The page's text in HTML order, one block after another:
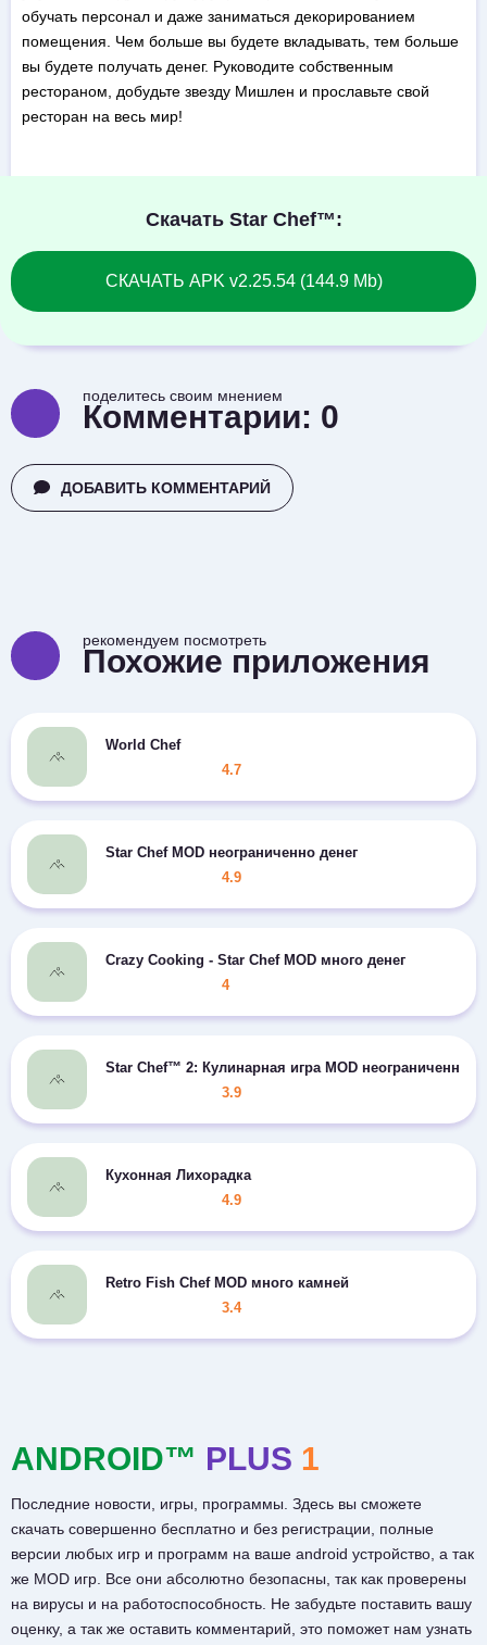
обучать персонал и даже заниматься декорированием
помещения. Чем больше вы будете вкладывать, тем больше
вы будете получать денег. Руководите собственным
рестораном, добудьте звезду Мишлен и прославьте свой
ресторан на весь мир!
Скачать Star Chef™:
СКАЧАТЬ APK v2.25.54 (144.9 Mb)
поделитесь своим мнением
Комментарии: 0
ДОБАВИТЬ КОММЕНТАРИЙ
рекомендуем посмотреть
Похожие приложения
World Chef
4.7
Star Chef MOD неограниченно денег
4.9
Crazy Cooking - Star Chef MOD много денег
4
Star Chef™ 2: Кулинарная игра MOD неограниченно
3.9
Кухонная Лихорадка
4.9
Retro Fish Chef MOD много камней
3.4
ANDROID™ PLUS 1
Последние новости, игры, программы. Здесь вы сможете
скачать совершенно бесплатно и без регистрации, полные
версии любых игр и программ на ваше android устройство, а так
же MOD игр. Все они абсолютно безопасны, так как проверены
на вирусы и на работоспособность. Не забудьте поставить вашу
оценку, а так же оставить комментарий, это поможет нам узнать